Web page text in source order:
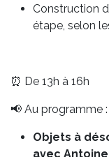
Construction
étape, selon
⏰ De 13h à 16h
📢 Au programme :
Objets à
avec